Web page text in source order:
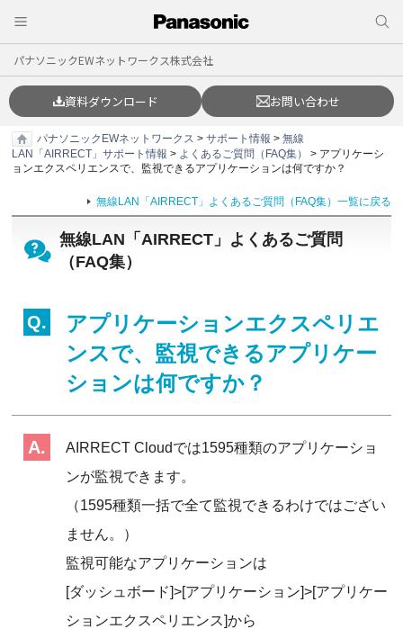
パナソニックEWネットワークス株式会社
資料ダウンロード お問い合わせ
パナソニックEWネットワークス >サポート情報 >無線
LAN「AIRRECT」サポート情報 > よくあるご質問（FAQ集）
> アプリケーシ
ョンエクスペリエンスで、監視できるアプリケーションは何ですか？
無線LAN「AIRRECT」よくあるご質問（FAQ集）一覧に戻る
無線LAN「AIRRECT」よくあるご質問
（FAQ集）
アプリケーションエクスペリエ
ンスで、監視できるアプリケー
ションは何ですか？
AIRRECT Cloudでは1595種類のアプリケーショ
ンが監視できます。
（1595種類一括で全て監視できるわけではござい
ません。）
監視可能なアプリケーションは
[ダッシュボード]>[アプリケーション]>[アプリケー
ションエクスペリエンス]から